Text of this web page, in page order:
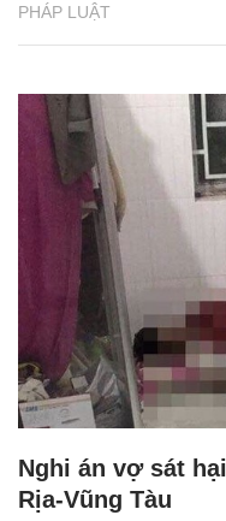
PHÁP LUẬT
Nghi án vợ sát
Rịa-Vũng Tàu